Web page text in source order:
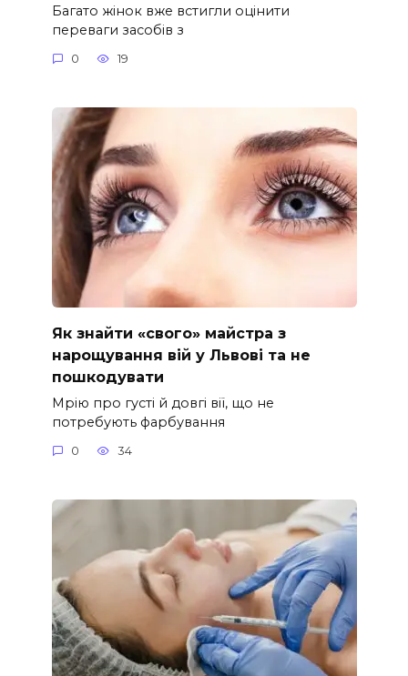
Багато жінок вже встигли оцінити
переваги засобів з
0 19
Як знайти «свого» майстра з
нарощування вій у Львові та не
пошкодувати
Мрію про густі й довгі вії, що не
потребують фарбування
0 34